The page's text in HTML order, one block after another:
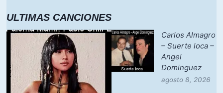
ULTIMAS CANCIONES
Carlos Almagro
– Suerte loca –
Angel
Dominguez
agosto 8, 2026